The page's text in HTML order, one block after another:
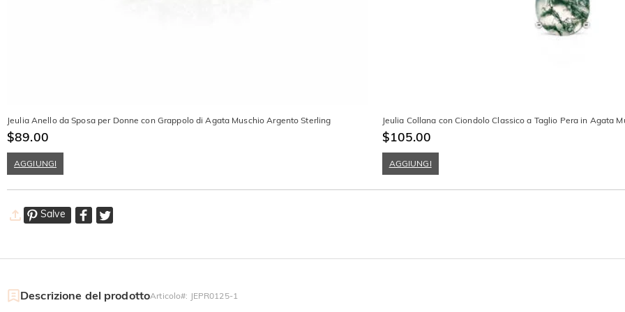
Jeulia Anello da Sposa per Donne con Grappolo di Agata Muschio Argento Sterling
$89.00
AGGIUNGI
Jeulia Collana con Ciondolo Classico a Taglio Pera in Agata
$105.00
AGGIUNGI
Salve
Descrizione del prodottoArticolo#: JEPR0125-1